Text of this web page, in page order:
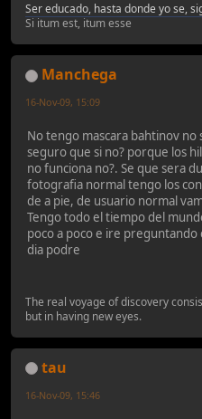
Ser educado, hasta donde yo se,
Si itum est, itum esse
Manchega
16-Nov-09, 15:09
No tengo mascara bahtinov no
seguro que si no? porque los
no funciona no?. Se que sera
fotografia normal tengo los
de a pie, de usuario normal
Tengo todo el tiempo del
poco a poco e ire
dia podre
The real voyage of discovery
but in having new eyes.
tau
16-Nov-09, 15:46